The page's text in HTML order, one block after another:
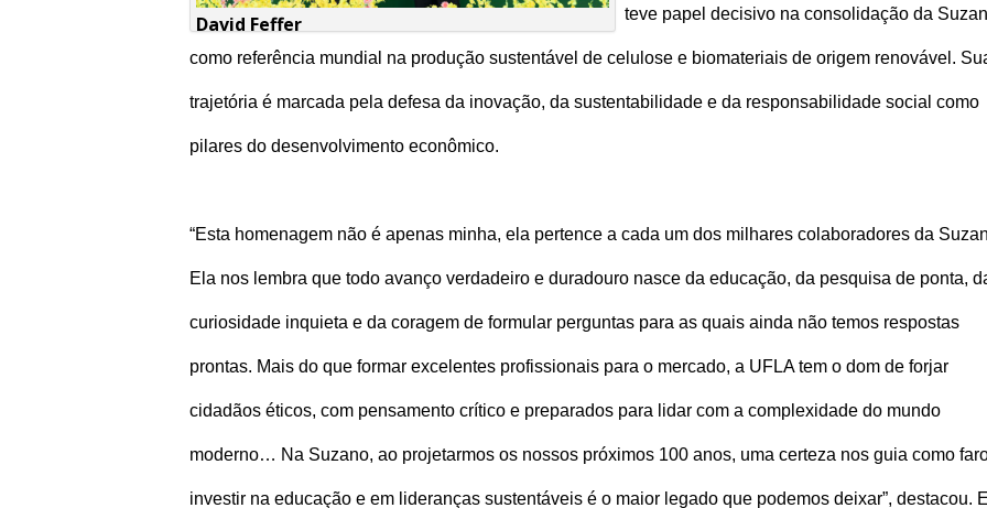
David Feffer teve papel decisivo na consolidação da
como referência mundial na produção sustentável de celulose e biomateriais de origem renovável.
trajetória é marcada pela defesa da inovação, da sustentabilidade e da responsabilidade social como
pilares do desenvolvimento econômico.
“Esta homenagem não é apenas minha, ela pertence a cada um dos milhares colaboradores da
Ela nos lembra que todo avanço verdadeiro e duradouro nasce da educação, da pesquisa de ponta,
curiosidade inquieta e da coragem de formular perguntas para as quais ainda não temos respostas
prontas. Mais do que formar excelentes profissionais para o mercado, a UFLA tem o dom de forjar
cidadãos éticos, com pensamento crítico e preparados para lidar com a complexidade do mundo
moderno… Na Suzano, ao projetarmos os nossos próximos 100 anos, uma certeza nos guia como
investir na educação e em lideranças sustentáveis é o maior legado que podemos deixar”, destacou.